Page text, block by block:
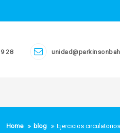
28
Home blog Ejercicios